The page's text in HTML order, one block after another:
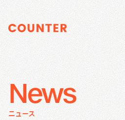
サイトTOP 企業情報
お客様成功事例
News
ニュース